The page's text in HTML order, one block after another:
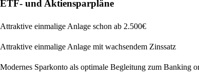
ETF- und Aktien­sparpläne
Attraktive einmalige Anlage schon ab 2.500€
Attraktive einmalige Anlage mit wachsendem Zinssatz
Modernes Sparkonto als optimale Begleitung zum Banking